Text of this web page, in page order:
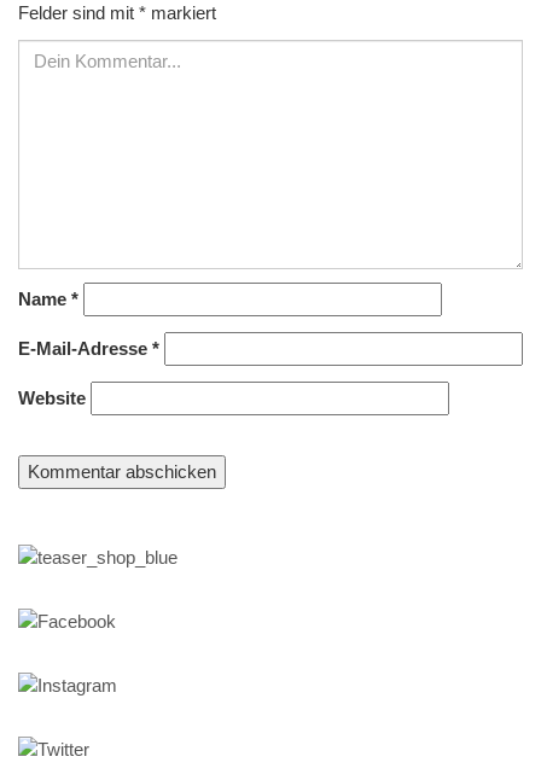
Felder sind mit * markiert
Name *
E-Mail-Adresse *
Website